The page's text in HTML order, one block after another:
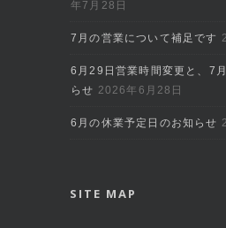
年7月28日
7月の営業について補足です
6月29日営業時間変更と、7
らせ 2026年6月28日
6月の休業予定日のお知らせ
SITE MAP